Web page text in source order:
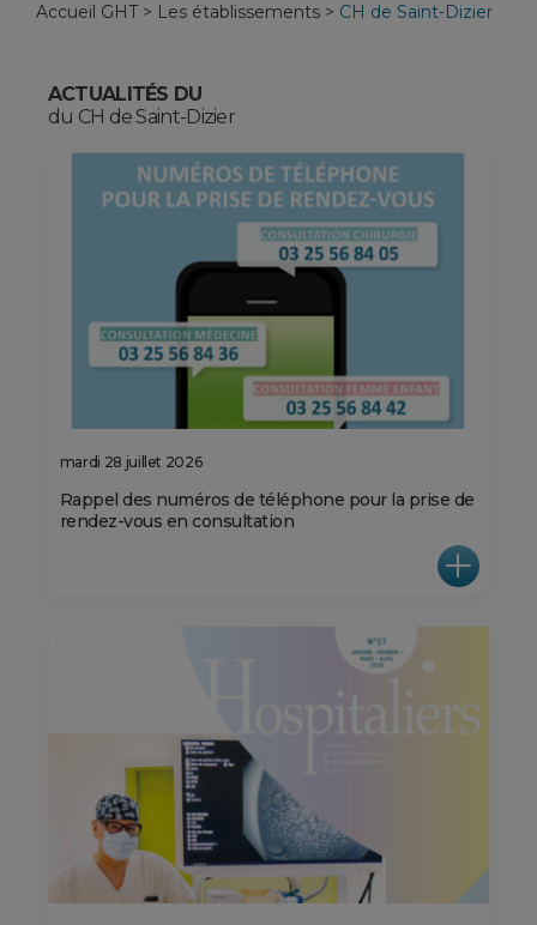
Accueil GHT> Les établissements > CH de Saint-Dizier
ACTUALITÉS DU
du CH de Saint-Dizier
mardi 28 juillet 2026
Rappel des numéros de téléphone pour la prise de
rendez-vous en consultation